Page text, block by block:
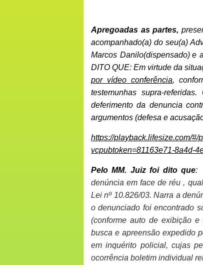
Apregoadas as partes,
acompanhado(a) do seu(a)
Marcos Danilo(dispensado) e
DITO QUE: Em virtude da
por vídeo conferência,
testemunhas supra-
deferimento da denuncia
argumentos (defesa e
https://playback.lifesize.com/
vcpubtoken=81163e71-8a4d-
Pelo MM. Juiz foi dito que:
denúncia em face de réu ,
Lei nº 10.826/03. Narra a
o denunciado foi encontrado
(conforme auto de exibição
busca e apreensão expedido
em inquérito policial, cujas
ocorrência boletim individual